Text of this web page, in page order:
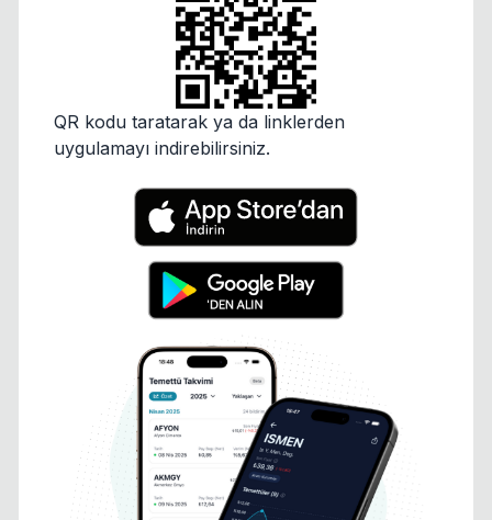
QR kodu taratarak ya da linklerden
uygulamayı indirebilirsiniz.